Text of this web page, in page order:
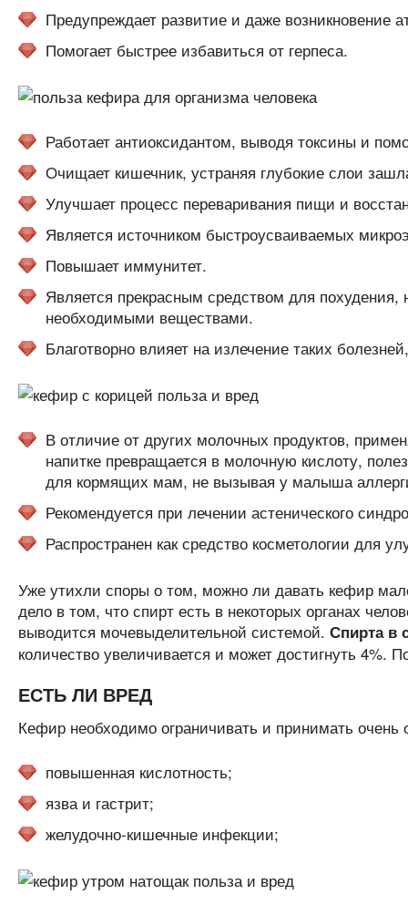
Предупреждает развитие и даже возникновение
Помогает быстрее избавиться от герпеса.
Работает антиоксидантом, выводя токсины и
Очищает кишечник, устраняя глубокие слои
Улучшает процесс переваривания пищи и
Является источником быстроусваиваемых
Повышает иммунитет.
Является прекрасным средством для
необходимыми веществами.
Благотворно влияет на излечение таких
В отличие от других молочных продуктов,
напитке превращается в молочную кислоту,
для кормящих мам, не вызывая у малыша
Рекомендуется при лечении астенического
Распространен как средство косметологии для
Уже утихли споры о том, можно ли давать кефир
дело в том, что спирт есть в некоторых органах
выводится мочевыделительной системой. Спирта в
количество увеличивается и может достигнуть 4%.
ЕСТЬ ЛИ ВРЕД
Кефир необходимо ограничивать и принимать очень
повышенная кислотность;
язва и гастрит;
желудочно-кишечные инфекции;